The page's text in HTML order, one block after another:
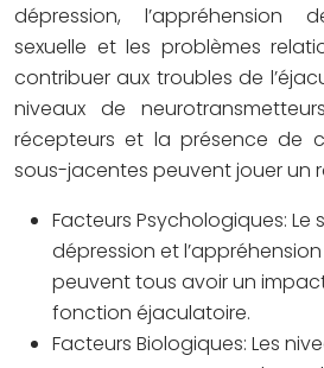
dépression, l’appréhension
sexuelle et les problèmes
contribuer aux troubles de
niveaux de
récepteurs et la présence de
sous-jacentes peuvent jouer un
Facteurs Psychologiques: Le
dépression et
peuvent tous avoir un
fonction éjaculatoire.
Facteurs Biologiques: Les